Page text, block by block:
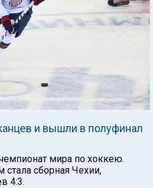
и вышли в полуфинал
мира по хоккею.
сборная Чехии,
4:3.